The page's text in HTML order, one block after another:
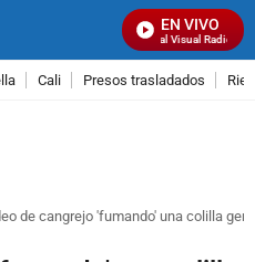
EN VIVO
Señal Visual Radio
Cali Presos trasladados
de cangrejo 'fumando' una colilla